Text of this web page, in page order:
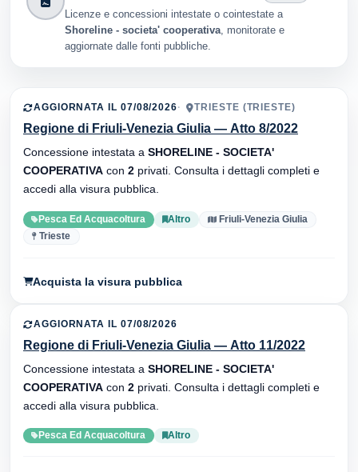
Licenze e concessioni intestate o cointestate a
Shoreline - societa' cooperativa, monitorate e
aggiornate dalle fonti pubbliche.
AGGIORNATA IL 07/08/2026 TRIESTE (TRIESTE)
Regione di Friuli-Venezia Giulia — Atto 8/2022
Concessione intestata a SHORELINE - SOCIETA'
COOPERATIVA con 2 privati. Consulta i dettagli completi e
accedi alla visura pubblica.
Pesca Ed Acquacoltura Altro
Friuli-Venezia Giulia
Trieste
Acquista la visura pubblica
AGGIORNATA IL 07/08/2026
Regione di Friuli-Venezia Giulia — Atto 11/2022
Concessione intestata a SHORELINE - SOCIETA'
COOPERATIVA con 2 privati. Consulta i dettagli completi e
accedi alla visura pubblica.
Pesca Ed Acquacoltura Altro